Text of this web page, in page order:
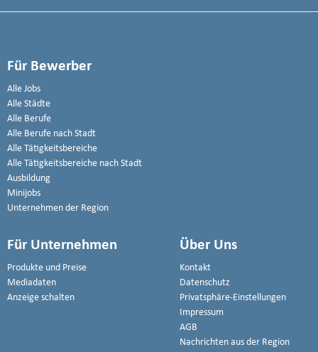
Für Bewerber
Alle Jobs
Alle Städte
Alle Berufe
Alle Berufe nach Stadt
Alle Tätigkeitsbereiche
Alle Tätigkeitsbereiche nach Stadt
Ausbildung
Minijobs
Unternehmen der Region
Für Unternehmen
Produkte und Preise
Mediadaten
Anzeige schalten
Über Uns
Kontakt
Datenschutz
Privatsphäre-Einstellungen
Impressum
AGB
Nachrichten aus der Region